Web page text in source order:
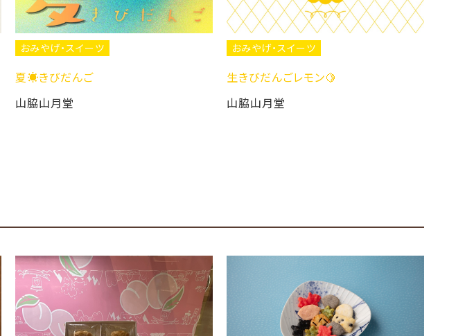
おみやげ・スイーツ
生きびだんごレモン🍋
山脇山月堂
おみやげ・スイーツ
クリーム大福3種✨
山脇山月堂